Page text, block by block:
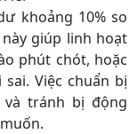
khoảng 10% so
giúp linh hoạt
phút chót, hoặc
Việc chuẩn bị
tránh bị động